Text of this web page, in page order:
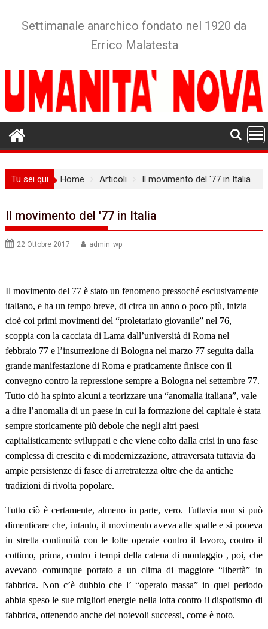
Settimanale anarchico fondato nel 1920 da
Errico Malatesta
Tu sei qui Home Articoli Il movimento del '77 in Italia
Il movimento del '77 in Italia
22 Ottobre 2017 admin_wp
Il movimento del 77 è stato un fenomeno pressoché esclusivamente
italiano, e ha un tempo breve, di circa un anno o poco più, inizia
cioè coi primi movimenti del “proletariato giovanile” nel 76,
scoppia con la cacciata di Lama dall’università di Roma nel
febbraio 77 e l’insurrezione di Bologna nel marzo 77 seguita dalla
grande manifestazione di Roma e praticamente finisce con il
convegno contro la repressione sempre a Bologna nel settembre 77.
Tutto ciò ha spinto alcuni a teorizzare una “anomalia italiana”, vale
a dire l’anomalia di un paese in cui la formazione del capitale è stata
sempre storicamente più debole che negli altri paesi
capitalisticamente sviluppati e che viene colto dalla crisi in una fase
complessa di crescita e di modernizzazione, attraversata tuttavia da
ampie persistenze di fasce di arretratezza oltre che da antiche
tradizioni di rivolta popolare.
Tutto ciò è certamente, almeno in parte, vero. Tuttavia non si può
dimenticare che, intanto, il movimento aveva alle spalle e si poneva
in stretta continuità con le lotte operaie contro il lavoro, contro il
cottimo, prima, contro i tempi della catena di montaggio , poi, che
avevano comunque portato a un clima di maggiore “libertà” in
fabbrica. Non c’è dubbio che l’ “operaio massa” in quel periodo
abbia speso le sue migliori energie nella lotta contro il dispotismo di
fabbrica, ottenendo anche dei notevoli successi, come è noto.